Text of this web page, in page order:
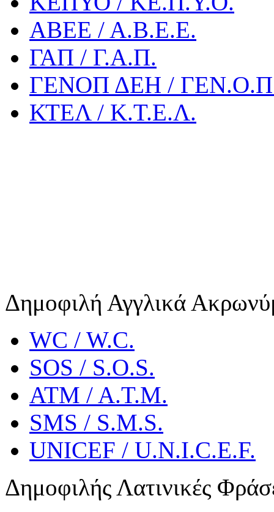
ΑΒΕΕ / Α.Β.Ε.Ε.
ΓΑΠ / Γ.Α.Π.
ΓΕΝΟΠ ΔΕΗ /
ΚΤΕΛ / Κ.Τ.Ε.Λ.
Δημοφιλή Αγγλικά
WC / W.C.
SOS / S.O.S.
ATM / A.T.M.
SMS / S.M.S.
UNICEF / U.N.I.C.E.F.
Δημοφιλής Λατινικές